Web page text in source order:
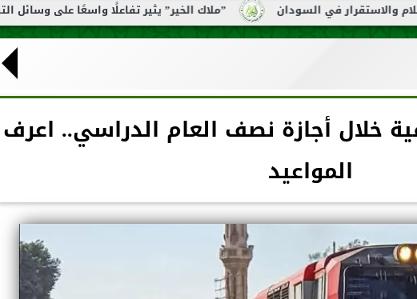
”ملاك الخير” يثير تفاعلًا واسعًا على وسائل التواصل بعد في السودان
خلال أجازة نصف العام الدراسي.. اعرف
المواعيد